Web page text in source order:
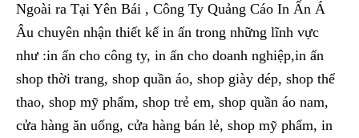
Ngoài ra Tại Yên Bái , Công Ty Quảng Cáo In Ấn Á
Âu chuyên nhận thiết kế in ấn trong những lĩnh vực
như :in ấn cho công ty, in ấn cho doanh nghiệp,in ấn
shop thời trang, shop quần áo, shop giày dép, shop thể
thao, shop mỹ phẩm, shop trẻ em, shop quần áo nam,
cửa hàng ăn uống, cửa hàng bán lẻ, shop mỹ phẩm, in